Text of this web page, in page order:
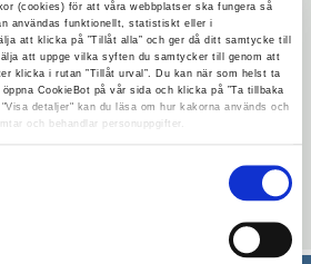
(cookies) för att våra webbplatser ska fungera så
användas funktionellt, statistiskt eller i
att klicka på ”Tillåt alla” och ger då ditt samtycke till
att uppge vilka syften du samtycker till genom att
klicka i rutan ”Tillåt urval”. Du kan när som helst ta
CookieBot på vår sida och klicka på ”Ta tillbaka
detaljer" kan du läsa om hur kakorna används och
och behandlar personuppgifter.
kl 13.30
ordförande